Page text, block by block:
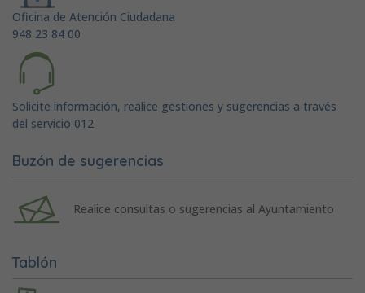
Oficina de Atención Ciudadana
948 23 84 00
Solicite información, realice gestiones y sugerencias a través
del servicio 012
Buzón de sugerencias
Realice consultas o sugerencias al Ayuntamiento
Tablón